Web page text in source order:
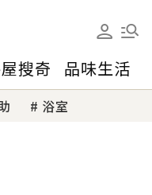
搜奇 品味生活
浴室